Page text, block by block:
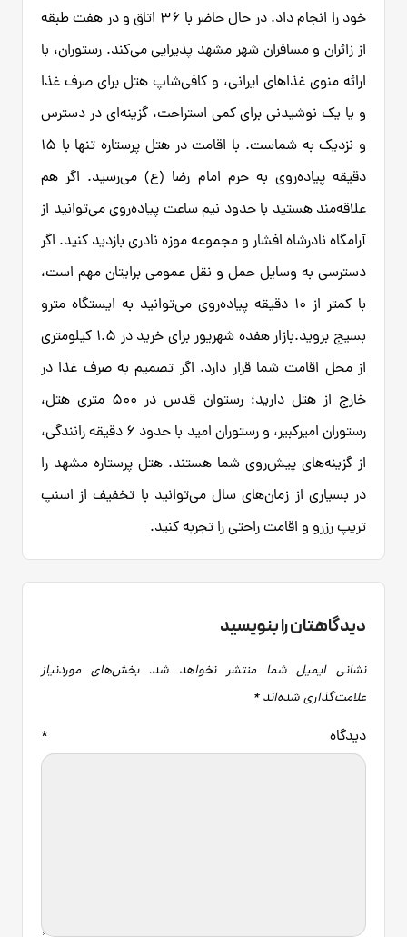
خود را انجام داد. در حال حاضر با ۳۶ اتاق و در هفت طبقه
از زائران و مسافران شهر مشهد پذیرایی می‌کند. رستوران، با
ارائه منوی غذاهای ایرانی، و کافی‌شاپ هتل برای صرف غذا
و یا یک نوشیدنی برای کمی استراحت، گزینه‌ای در دسترس
و نزدیک به شماست. با اقامت در هتل پرستاره تنها با ۱۵
دقیقه پیاده‌روی به حرم امام رضا (ع) می‌رسید. اگر هم
علاقه‌مند هستید با حدود نیم ساعت پیاده‌روی می‌توانید از
آرامگاه نادرشاه افشار و مجموعه موزه نادری بازدید کنید. اگر
دسترسی به وسایل حمل و نقل عمومی برایتان مهم است،
با کمتر از ۱۰ دقیقه پیاده‌روی می‌توانید به ایستگاه مترو
بسیج بروید.بازار هفده شهریور برای خرید در ۱.۵ کیلومتری
از محل اقامت شما قرار دارد. اگر تصمیم به صرف غذا در
خارج از هتل دارید؛ رستوان قدس در ۵۰۰ متری هتل،
رستوران امیرکبیر، و رستوران امید با حدود ۶ دقیقه رانندگی،
از گزینه‌های پیش‌روی شما هستند. هتل پرستاره مشهد را
در بسیاری از زمان‌های سال می‌توانید با تخفیف از اسنپ
تریپ رزرو و اقامت راحتی را تجربه کنید.
دیدگاهتان را بنویسید
نشانی ایمیل شما منتشر نخواهد شد. بخش‌های موردنیاز
علامت‌گذاری شده‌اند*
دیدگاه *